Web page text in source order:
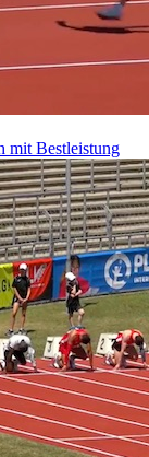
mit Bestleistung